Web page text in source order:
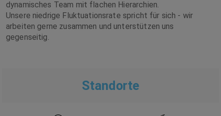
dynamisches Team mit flachen Hierarchien.
Unsere niedrige Fluktuationsrate spricht für sich - wir
arbeiten gerne zusammen und unterstützen uns
gegenseitig.
Standorte